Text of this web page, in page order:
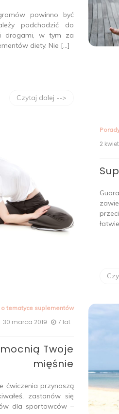
powinno być
podchodzić do
drogami, w tym za
diety. Nie […]
Czytaj dalej -->
2
o tematyce suplementów
30 marca 2019 7 lat
Twoje
mięśnie
ćwiczenia przynoszą
zastanów się
dla sportowców –